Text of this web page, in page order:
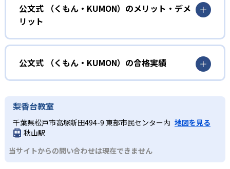
しさを経験できる。
KUMONの教材は、簡単な問題から高度な問題へと、スモー
ルステップで進んでいけるよう工夫されている。このスタ
イルは子どもの学習意欲をかき立てるため、教えてもらう
という受け身の姿勢ではなく、自ら進んで学ぶ姿勢を身に
つけられるだろう。
また、自学学習スタイルで学ぶ子どもたちは、自らの学習
課題に気がつくようになる。学年を超えた範囲も学習でき
るため、早い時期から高校教材に進む生徒もいる。
03 フレキシブルな受講スタイル
小学校に入る準備をしたい幼児向け
KUMONでは細かいステップに分かれた教材で、わかる楽し
さを経験しながら無理なく力を高めていける。
性格や学習への取り組み姿勢に合わせて内容も調整するた
め、小学校に入ってもつまずきにくい学力を身につけられ
るだろう。
中学に向けて苦手教科を克服したい子ども向け
KUMONでは経験豊富な先生が、子どものやる気を引き出せ
るよう適切なヒントを与えたり、声かけをしたりしてい
少しずつ苦手意識を克服できるだろう。
公文式 （くもん・KUMON）のメリット・デメ
リット
どんなメリットがある？
KUMONでは自学自習スタイルで勉強するため、集中力や目
標に向かって頑張りやり抜く力を育むことができる。ま
た、年齢や学年にとらわれずに自分の学力に相応したレベ
ルから学習できるため、難しすぎてやる気を損ねたり、簡
単すぎて退屈することもない。
どんなデメリットがある？
KUMONでは、中高生のクラスでも数学・英語・国語の3教
科に限られるため、その他の教科に関しては他塾を検討す
る必要があるだろう。
公文式 （くもん・KUMON）の合格実績
KUMONは、公式サイトでは合格実績は公開していない。志
望校への実績があるかどうかは、通う予定の教室に問い合
わせたい。
梨香台教室
千葉県松戸市高塚新田494-9 東部市民センター内 地図を見る
秋山駅
当サイトからの問い合わせは現在できません